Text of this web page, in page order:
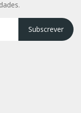
Subscrever